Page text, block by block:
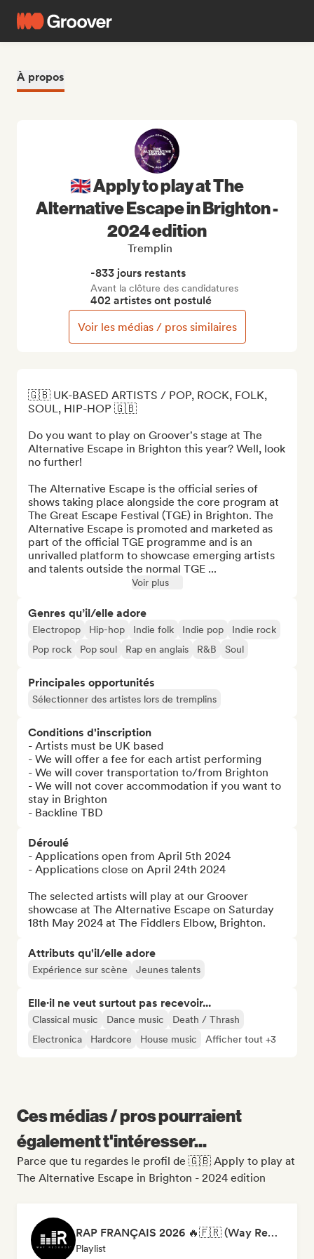
À propos
🇬🇧 UK-BASED ARTISTS / POP, ROCK, FOLK,
SOUL, HIP-HOP 🇬🇧
Do you want to play on Groover's stage at The
Alternative Escape in Brighton this year? Well, look
no further!
The Alternative Escape is the official series of
shows taking place alongside the core program at
The Great Escape Festival (TGE) in Brighton. The
Alternative Escape is promoted and marketed as
part of the official TGE programme and is an
unrivalled platform to showcase emerging artists
and talents outside the normal TGE ...
Voir plus
Genres qu’il/elle adore
Electropop Hip-hop Indie folk Indie pop
Indie rock
Pop rock
Pop soul Rap en anglais R&B Soul
Principales opportunités
Sélectionner des artistes lors de tremplins
Conditions d'inscription
- Artists must be UK based
- We will offer a fee for each artist performing
- We will cover transportation to/from Brighton
- We will not cover accommodation if you want to
stay in Brighton
- Backline TBD
Déroulé
- Applications open from April 5th 2024
- Applications close on April 24th 2024
The selected artists will play at our Groover
showcase at The Alternative Escape on Saturday
18th May 2024 at The Fiddlers Elbow, Brighton.
Attributs qu'il/elle adore
Expérience sur scène Jeunes talents
Elle·il ne veut surtout pas recevoir...
Classical music Dance music
Death / Thrash
Electronica
Hardcore House music Afficher tout +3
🇬🇧 Apply to play at The
Alternative Escape in Brighton -
2024 edition
Tremplin
-833 jours restants
Avant la clôture des candidatures
402 artistes ont postulé
Voir les médias / pros similaires
Ces médias / pros pourraient
également t'intéresser...
Parce que tu regardes le profil de 🇬🇧 Apply to play at
The Alternative Escape in Brighton - 2024 edition
RAP FRANÇAIS 2026 🔥🇫🇷 (Way Records)
Playlist